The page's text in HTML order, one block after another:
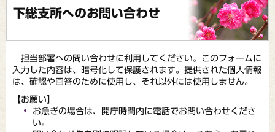
下総支所へのお問い合わせ
担当部署への問い合わせに利用してください。このフォームに
入力した内容は、暗号化して保護されます。提供された個人情報
は、確認や回答のために使用し、それ以外には使用しません。
【お願い】
お急ぎの場合は、開庁時間内に電話でお問い合わせくださ
い。